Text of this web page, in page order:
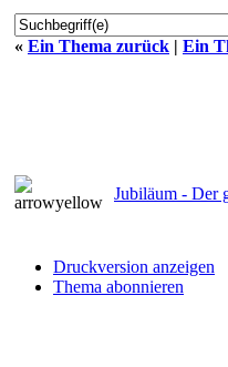
« Ein Thema zurück | Ein
Jubiläum - Der
Druckversion anzeigen
Thema abonnieren